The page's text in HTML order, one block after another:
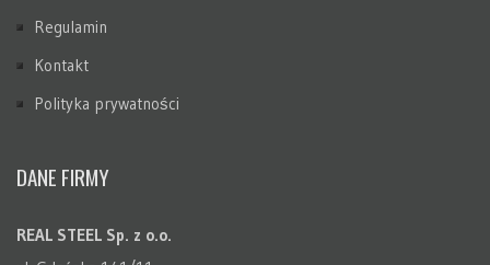
Regulamin
Kontakt
Polityka prywatności
DANE FIRMY
REAL STEEL Sp. z o.o.